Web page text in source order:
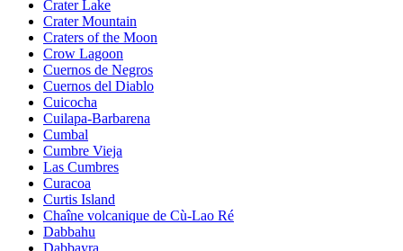
Crater Lake
Crater Mountain
Craters of the Moon
Crow Lagoon
Cuernos de Negros
Cuernos del Diablo
Cuicocha
Cuilapa-Barbarena
Cumbal
Cumbre Vieja
Las Cumbres
Curacoa
Curtis Island
Chaîne volcanique de Cù-Lao Ré
Dabbahu
Dabbayra